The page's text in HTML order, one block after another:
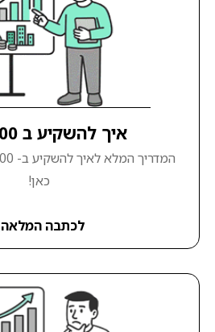
איך להשקיע ב S&P 500
כאן!
לכתבה המלאה